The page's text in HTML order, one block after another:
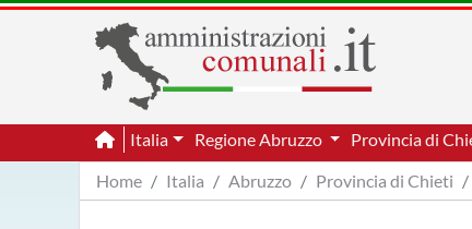
Italia Regione Abruzzo Provincia di
Home
Italia Abruzzo Provincia di Chieti